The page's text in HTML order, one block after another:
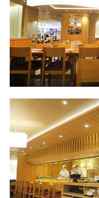
日記簿
餐桌週記
享樂隨手拍
照相簿
影音區
創意出版服務
歷史區
關於Yilan
個人著作